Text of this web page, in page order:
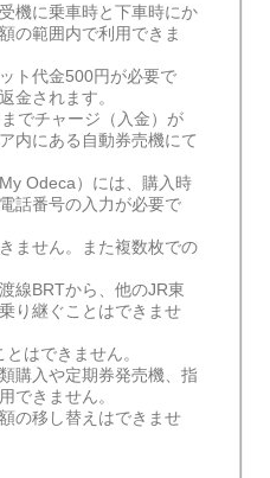
機に乗車時と下車時にか
の範囲内で利用できま
ト代金500円が必要で
金されます。
でチャージ（入金）が
内にある自動券売機にて
Odeca）には、購入時
話番号の入力が必要で
ません。また複数枚での
線BRTから、他のJR東
り継ぐことはできませ
はできません。
購入や定期券発売機、指
できません。
の移し替えはできませ